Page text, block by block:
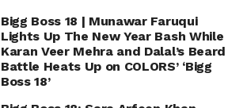
Bigg Boss 18 | Munawar Faruqui
Lights Up The New Year Bash While
Karan Veer Mehra and Dalal’s Beard
Battle Heats Up on COLORS’ ‘Bigg
Boss 18’